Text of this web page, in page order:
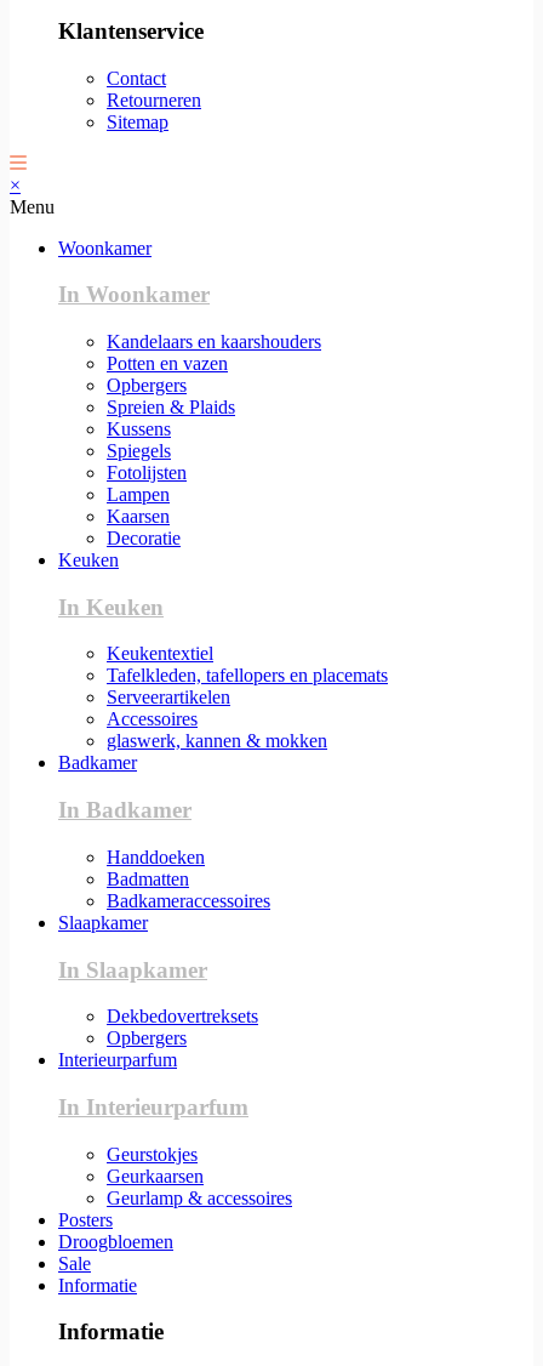
Klantenservice
Contact
Retourneren
Sitemap
×
Menu
Woonkamer
In Woonkamer
Kandelaars en kaarshouders
Potten en vazen
Opbergers
Spreien & Plaids
Kussens
Spiegels
Fotolijsten
Lampen
Kaarsen
Decoratie
Keuken
In Keuken
Keukentextiel
Tafelkleden, tafellopers en placemats
Serveerartikelen
Accessoires
glaswerk, kannen & mokken
Badkamer
In Badkamer
Handdoeken
Badmatten
Badkameraccessoires
Slaapkamer
In Slaapkamer
Dekbedovertreksets
Opbergers
Interieurparfum
In Interieurparfum
Geurstokjes
Geurkaarsen
Geurlamp & accessoires
Posters
Droogbloemen
Sale
Informatie
Informatie